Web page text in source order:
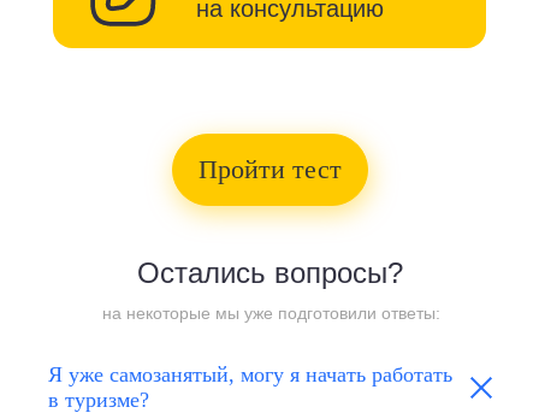
на консультацию
Пройти тест
Остались вопросы?
на некоторые мы уже подготовили ответы:
Я уже самозанятый, могу я начать работать
в туризме?